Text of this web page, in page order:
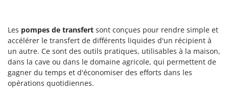
Trancheuses
Trancheuses de sol
Transpalettes
Treuils de débardage
LAR Casalinghi
Lavor
Linea VZ
Lisam
Les pompes de transfert sont conçues pour rendre simple et
accélérer le transfert de différents liquides d'un récipient à
un autre. Ce sont des outils pratiques, utilisables à la maison,
dans la cave ou dans le domaine agricole, qui permettent de
gagner du temps et d'économiser des efforts dans les
opérations quotidiennes.